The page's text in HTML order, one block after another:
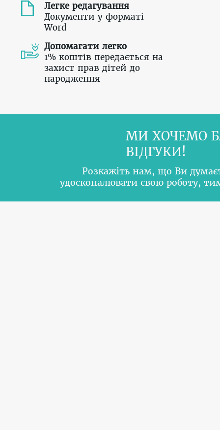
Легке редагування
Документи у форматі
Word
Допомагати легко
1% коштів передається на
захист прав дітей до
народження
МИ ХОЧЕМО
ВІДГУКИ!
Розкажіть нам, що Ви
удосконалювати свою роботу,